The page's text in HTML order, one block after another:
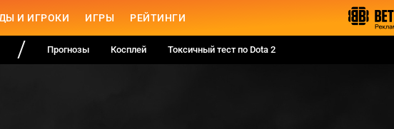
И ИГРОКИ ИГРЫ РЕЙТИНГИ
Прогнозы Косплей Токсичный тест по Dota 2